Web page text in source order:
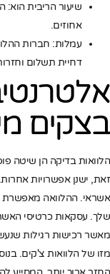
אחוזים.
עמלות: חברות
דחיית תשלום
בצקים
הלוואות בדיקה הן שיטה
זאת, ישנן אפשרויות
אשראי. ההלוואה מאפשרת
שלך. עסקאות כרטיסי
מאשר רכישות רגילות
מזו של הלוואות צ'קים.